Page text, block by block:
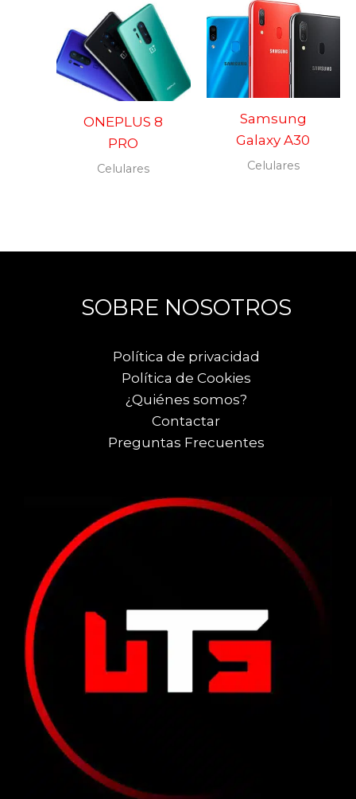
ONEPLUS 8
PRO
Celulares
Samsung
Galaxy A30
Celulares
SOBRE NOSOTROS
Política de privacidad
Política de Cookies
¿Quiénes somos?
Contactar
Preguntas Frecuentes